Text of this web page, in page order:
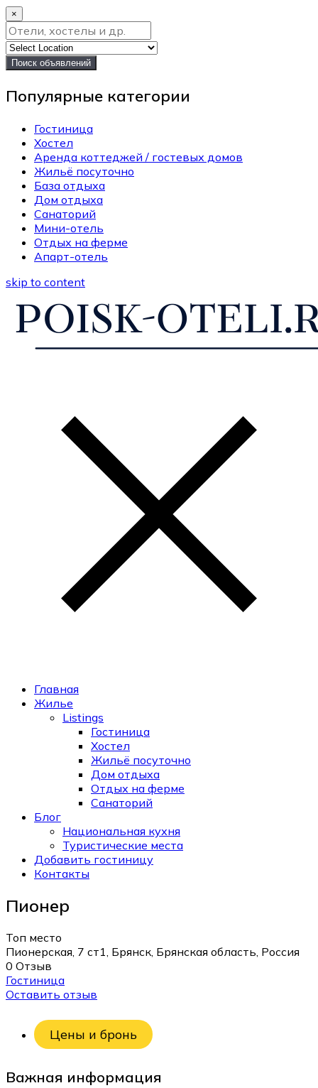
×
Поиск объявлений
Популярные категории
Гостиница
Хостел
Аренда коттеджей / гостевых домов
Жильё посуточно
База отдыха
Дом отдыха
Санаторий
Мини-отель
Отдых на ферме
Апарт-отель
skip to content
Главная
Жилье
Listings
Гостиница
Хостел
Жильё посуточно
Дом отдыха
Отдых на ферме
Санаторий
Блог
Национальная кухня
Туристические места
Добавить гостиницу
Контакты
Пионер
Топ место
Пионерская, 7 ст1, Брянск, Брянская область, Россия
0 Отзыв
Гостиница
Оставить отзыв
Цены и бронь
Важная информация